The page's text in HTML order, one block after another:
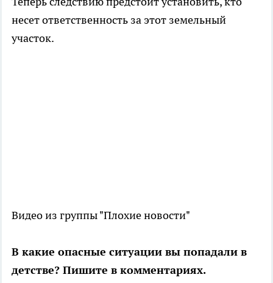
несет ответственность за этот земельный
участок.
Видео из группы "Плохие новости"
В какие опасные ситуации вы попадали в
детстве? Пишите в комментариях.